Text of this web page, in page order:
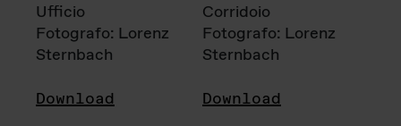
Ufficio
Fotografo: Lorenz
Sternbach
Download
Corridoio
Fotografo: Lorenz
Sternbach
Download